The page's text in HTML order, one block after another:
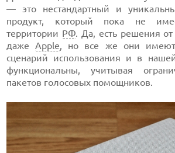
— это нестандартный и
продукт, который пока не
территории РФ. Да, есть решения
дажеApple, но все же они имеют
сценарий использования и в
функциональны, учитывая
пакетов голосовых помощников.